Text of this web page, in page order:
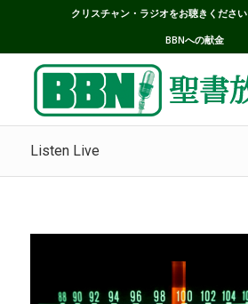
クリスチャン・ラジオをお聴きください
BBNへの献金
Listen Live